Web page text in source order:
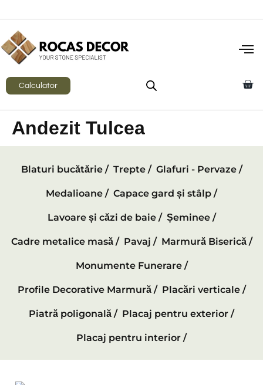
Calculator
Andezit Tulcea
Blaturi bucătărie / Trepte / Glafuri - Pervaze /
Medalioane / Capace gard și stâlp /
Lavoare și căzi de baie / Șeminee /
Cadre metalice masă / Pavaj / Marmură Biserică /
Monumente Funerare /
Profile Decorative Marmură / Placări verticale /
Piatră poligonală / Placaj pentru exterior /
Placaj pentru interior /